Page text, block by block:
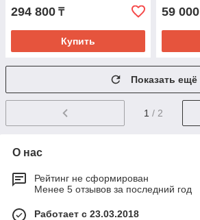
294 800 ₸
Купить
59 000
Показать ещё
1 / 2
О нас
Рейтинг не сформирован
Менее 5 отзывов за последний год
Работает с 23.03.2018